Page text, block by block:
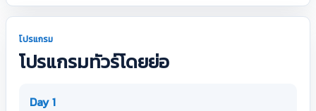
โปรแกรม
โปรแกรมทัวร์โดยย่อ
Day 1